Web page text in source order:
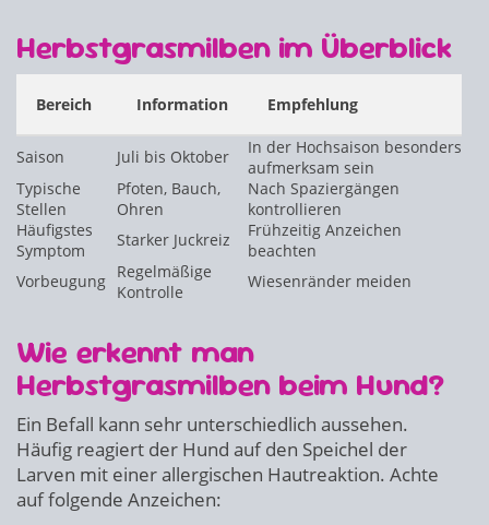
Herbstgrasmilben im Überblick
Bereich Information Empfehlung
Saison Juli bis Oktober
In der Hochsaison besonders
aufmerksam sein
Typische
Stellen
Pfoten, Bauch,
Ohren
Nach Spaziergängen
kontrollieren
Häufigstes
Symptom
Starker Juckreiz
Frühzeitig Anzeichen
beachten
Vorbeugung Regelmäßige
Kontrolle
Wiesenränder meiden
Wie erkennt man
Herbstgrasmilben beim Hund?
Ein Befall kann sehr unterschiedlich aussehen.
Häufig reagiert der Hund auf den Speichel der
Larven mit einer allergischen Hautreaktion. Achte
auf folgende Anzeichen: